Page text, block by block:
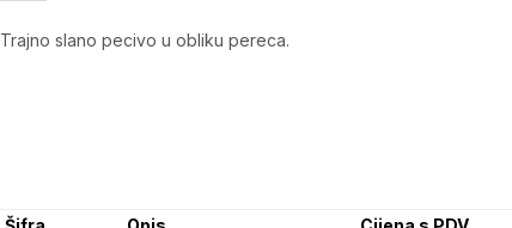
Trajno slano pecivo u obliku pereca.